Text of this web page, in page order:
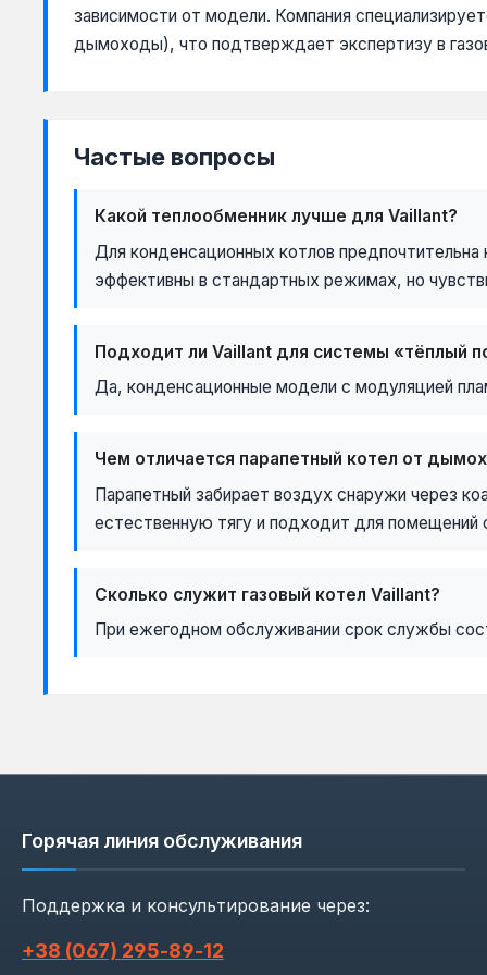
зависимости от модели. Компания
дымоходы), что подтверждает экспертизу в
Частые вопросы
Какой теплообменник лучше для Vaillant?
Для конденсационных котлов
эффективны в стандартных режимах, но
Подходит ли Vaillant для системы «тёплый
Да, конденсационные модели с модуляцией
Чем отличается парапетный котел от
Парапетный забирает воздух снаружи через
естественную тягу и подходит для помещений
Сколько служит газовый котел Vaillant?
При ежегодном обслуживании срок службы
Горячая линия обслуживания
Поддержка и консультирование через:
+38 (067) 295‑89‑12